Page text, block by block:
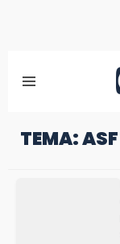
TEMA: ASF